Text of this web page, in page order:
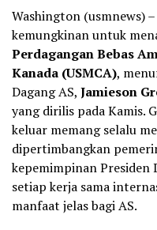
Washington (usmnews)
kemungkinan untuk
Perdagangan Bebas
Kanada (USMCA),
Dagang AS, Jamieson
yang dirilis pada Kamis.
keluar memang selalu
dipertimbangkan
kepemimpinan
setiap kerja sama
manfaat jelas bagi AS.